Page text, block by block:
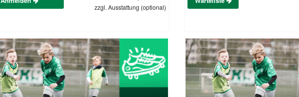
zzgl. Ausstattung (optional)